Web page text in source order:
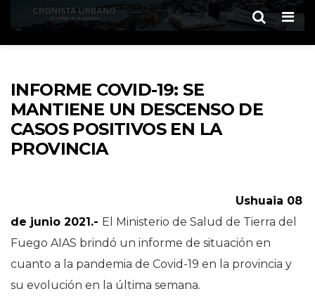
INFORME COVID-19: SE
MANTIENE UN DESCENSO DE
CASOS POSITIVOS EN LA
PROVINCIA
Ushuaia 08
de junio 2021.- El Ministerio de Salud de Tierra del
Fuego AIAS brindó un informe de situación en
cuanto a la pandemia de Covid-19 en la provincia y
su evolución en la última semana.